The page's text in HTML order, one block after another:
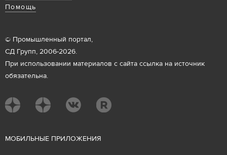
Помощь
© Промышленный портал,
СД Групп, 2006-2026.
При использовании материалов с сайта ссылка на источник
обязательна.
МОБИЛЬНЫЕ ПРИЛОЖЕНИЯ